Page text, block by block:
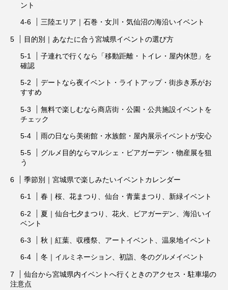
ント
三陸エリア｜石巻・女川・気仙沼の海沿いイベント
目的別｜あなたに合う宮城県イベントの選び方
子連れで行くなら「移動距離・トイレ・屋内休憩」を
確認
デートなら夜イベント・ライトアップ・街歩き系がお
すすめ
無料で楽しむなら商店街・公園・公共施設イベントを
チェック
雨の日なら美術館・水族館・屋内展示イベントが安心
グルメ目的ならマルシェ・ビアガーデン・物産展を狙
う
季節別｜宮城県で楽しみたいイベントカレンダー
春｜桜、花まつり、仙台・青葉まつり、新緑イベント
夏｜仙台七夕まつり、花火、ビアガーデン、海沿いイ
ベント
秋｜紅葉、収穫祭、アートイベント、温泉地イベント
冬｜イルミネーション、初詣、冬のグルメイベント
仙台から宮城県内イベントへ行くときのアクセス・駐車場の
注意点